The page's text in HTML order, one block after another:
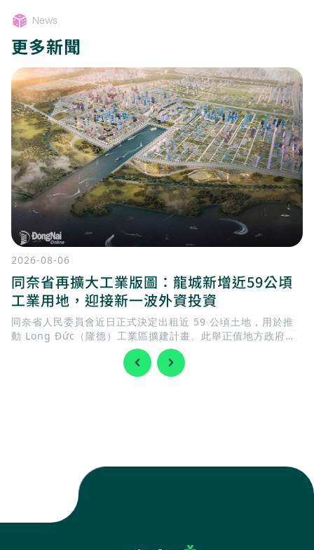
News
更多新聞
2026-08-06
同奈省再擴大工業版圖：龍城新增近59公頃
工業用地，迎接新一波外資投資
同奈省人民委員會近日正式決定出租近 59 公頃土地，用於推
動 Long Đức（隆德）工業區擴建計畫。此舉正值地方政府加
快完善基礎建設，迎接 隆城國際機場 即將投入營運，同時持續
擴充工業用地，以滿足國內外企業日益增加的投資需求。